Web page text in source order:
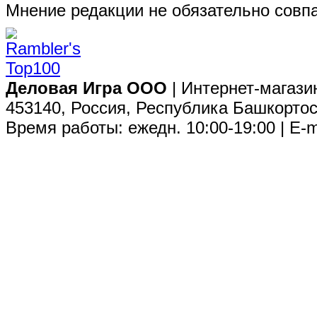
Мнение редакции не обязательно
Деловая Игра ООО | Интернет-
453140, Россия, Республика
Время работы: ежедн. 10:00-19:00 | E-